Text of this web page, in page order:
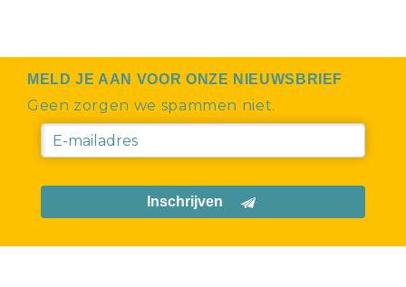
MELD JE AAN VOOR ONZE NIEUWSBRIEF
Geen zorgen we spammen niet.
Inschrijven